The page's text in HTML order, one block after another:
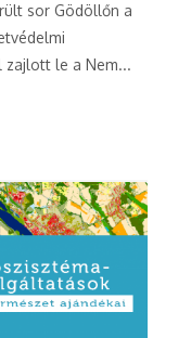
sor Gödöllőn a
zajlott le a Nem...